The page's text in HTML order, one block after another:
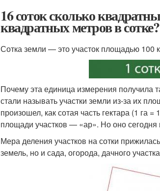
16 соток сколько
квадратных метров в сотке?
Сотка земли — это участок площадью 100
Почему эта единица измерения получила
стали называть участки земли из-за их
произошел, как сотая часть гектара (1 га
площади участков — «ар». Но оно сегодня
Мера деления участков на сотки
земель, но и сада, огорода, дачного